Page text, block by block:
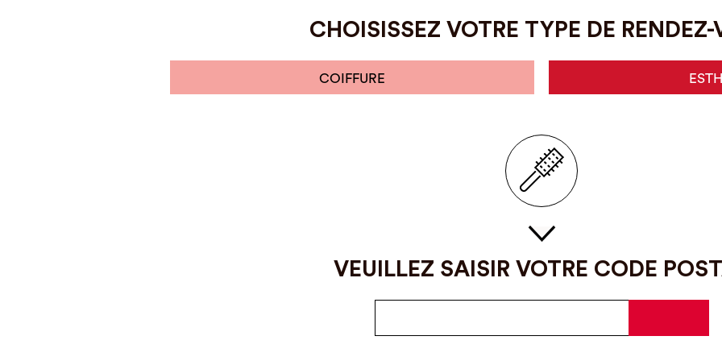
CHOISISSEZ VOTRE TYPE DE RENDEZ-
COIFFURE
VEUILLEZ SAISIR VOTRE CODE